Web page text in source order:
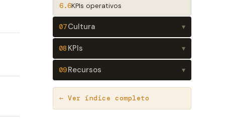
6.6KPIs operativos
07Cultura ▾
08 KPIs ▾
09Recursos ▾
← Ver índice completo